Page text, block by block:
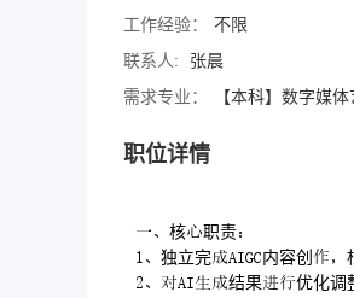
工作经验：
不限
联系人:
张晨
需求专业：
【本科】数字媒
职位详情
核职责
独立完内容创
结果优化调